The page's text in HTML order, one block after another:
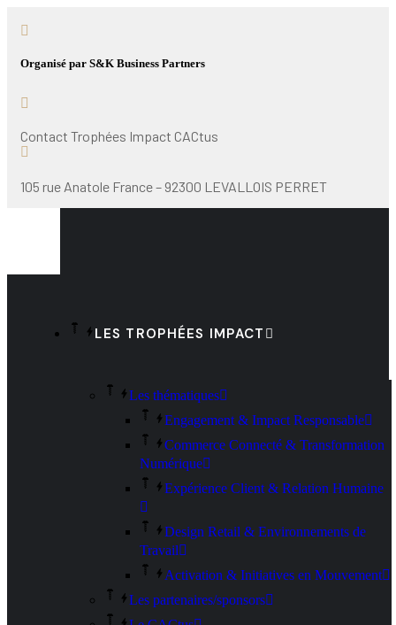
Organisé par S&K Business Partners
Contact Trophées Impact CACtus
105 rue Anatole France – 92300 LEVALLOIS PERRET
LES TROPHÉES IMPACT
Les thématiques
Engagement & Impact Responsable
Commerce Connecté & Transformation
Numérique
Expérience Client & Relation Humaine
Design Retail & Environnements de
Travail
Activation & Initiatives en Mouvement
Les partenaires/sponsors